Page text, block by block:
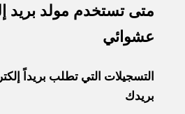
متى تستخدم مولد بريد
عشوائي
التسجيلات التي تطلب بريداً
بريدك